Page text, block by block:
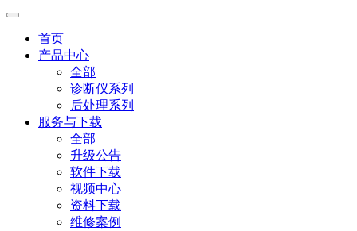
首页
产品中心
全部
诊断仪系列
后处理系列
服务与下载
全部
升级公告
软件下载
视频中心
资料下载
维修案例